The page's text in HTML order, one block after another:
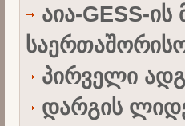
აია-GESS-
პირველი
დარგის